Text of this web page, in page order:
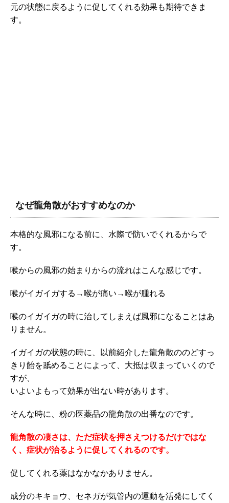
元の状態に戻るように促してくれる効果も期待できま
す。
なぜ龍角散がおすすめなのか
本格的な風邪になる前に、水際で防いでくれるからで
す。
喉からの風邪の始まりからの流れはこんな感じです。
喉がイガイガする→喉が痛い→喉が腫れる
喉のイガイガの時に治してしまえば風邪になることはあ
りません。
イガイガの状態の時に、以前紹介した龍角散ののどすっ
きり飴を舐めることによって、大抵は収まっていくので
すが、
いよいよもって効果が出ない時があります。
そんな時に、粉の医薬品の龍角散の出番なのです。
龍角散の凄さは、ただ症状を押さえつけるだけではな
く、症状が治るように促してくれるのです。
促してくれる薬はなかなかありません。
成分のキキョウ、セネガが気管内の運動を活発にしてく